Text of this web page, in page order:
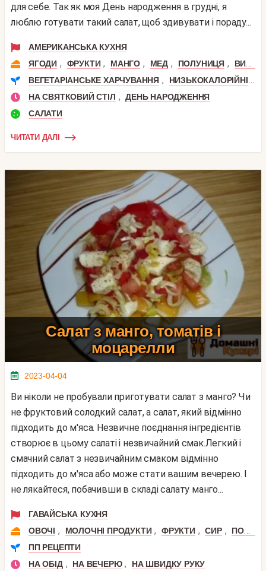
для себе. Так як моя День народження в грудні, я
люблю готувати такий салат, щоб здивувати і пораду...
АМЕРИКАНСЬКА КУХНЯ
ЯГОДИ , ФРУКТИ , МАНГО , МЕД , ПОЛУНИЦЯ ,
ВИНОГРАД
ВЕГЕТАРІАНСЬКЕ ХАРЧУВАННЯ , НИЗЬКОКАЛОРІЙНІ
НА СВЯТКОВИЙ СТІЛ , ДЕНЬ НАРОДЖЕННЯ
САЛАТИ
ЧИТАТИ ДАЛІ
Салат з манго, томатів і
моцарелли
2023-04-04
Ви ніколи не пробували приготувати салат з манго? Чи
не фруктовий солодкий салат, а салат, який відмінно
підходить до м'яса. Незвичне поєднання інгредієнтів
створює в цьому салаті і незвичайний смак.Легкий і
смачний салат з незвичайним смаком відмінно
підходить до м'яса або може стати вашим вечерею. І
не лякайтеся, побачивши в складі салату манго...
ГАВАЙСЬКА КУХНЯ
ОВОЧІ , МОЛОЧНІ ПРОДУКТИ , ФРУКТИ , СИР ,
ПОМІДОР
ПП РЕЦЕПТИ
НА ОБІД , НА ВЕЧЕРЮ ,
НА ШВИДКУ РУКУ